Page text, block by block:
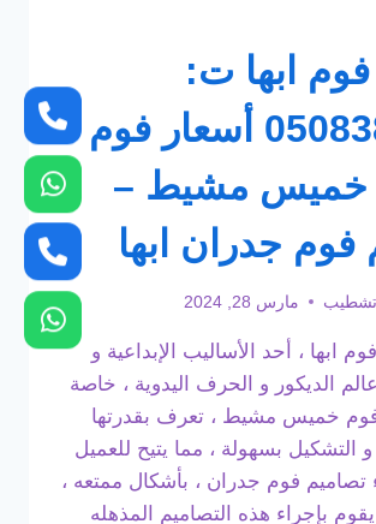
ابها ت:
0508385096 أسعار فوم
خميس مشيط –
فوم جدران ابها
تشطيب مارس 28, 2024
ابها ، أحد الأساليب الإبداعية و
الديكور و الحرف اليدوية ، خاصة
خميس مشيط ، تعرف بقدرتها
و التشكيل بسهولة ، مما يتيح للعميل
تصاميم فوم جدران ، بأشكال ممتعه ،
بإجراء هذه التصاميم المذهله